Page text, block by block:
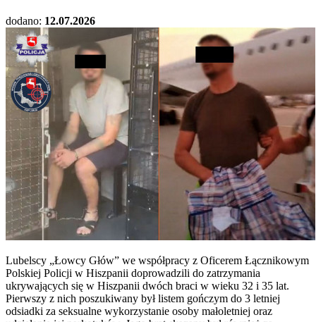
dodano: 12.07.2026
Lubelscy „Łowcy Głów” we współpracy z Oficerem Łącznikowym
Polskiej Policji w Hiszpanii doprowadzili do zatrzymania
ukrywających się w Hiszpanii dwóch braci w wieku 32 i 35 lat.
Pierwszy z nich poszukiwany był listem gończym do 3 letniej
odsiadki za seksualne wykorzystanie osoby małoletniej oraz